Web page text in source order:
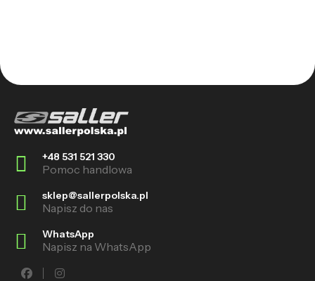
+48 531 521 330
Pomoc handlowa
sklep@sallerpolska.pl
Napisz do nas
WhatsApp
Napisz na WhatsApp